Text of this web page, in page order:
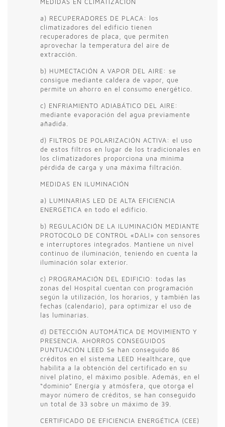
MEDIDAS EN CLIMATIZACIÓN
a) RECUPERADORES DE PLACA: los
climatizadores del edificio tienen
recuperadores de placa, que permiten
aprovechar la temperatura del aire de
extracción.
b) HUMECTACIÓN A VAPOR DEL AIRE: se
consigue mediante caldera de vapor, que
permite un ahorro en el consumo energético.
c) ENFRIAMIENTO ADIABÁTICO DEL AIRE:
mediante evaporación del agua previamente
añadida.
d) FILTROS DE POLARIZACIÓN ACTIVA: el uso
de estos filtros en lugar de los tradicionales en
los climatizadores proporciona una mínima
pérdida de carga y una máxima filtración.
MEDIDAS EN ILUMINACIÓN
a) LUMINARIAS LED DE ALTA EFICIENCIA
ENERGÉTICA en todo el edificio.
b) REGULACIÓN DE LA ILUMINACIÓN MEDIANTE
PROTOCOLO DE CONTROL «DALI» con sensores
e interruptores integrados. Mantiene un nivel
continuo de iluminación, teniendo en cuenta la
iluminación solar exterior.
c) PROGRAMACIÓN DEL EDIFICIO: todas las
zonas del Hospital cuentan con programación
según la utilización, los horarios, y también las
fechas (calendario), para optimizar el uso de
las luminarias.
d) DETECCIÓN AUTOMÁTICA DE MOVIMIENTO Y
PRESENCIA. AHORROS CONSEGUIDOS
PUNTUACIÓN LEED Se han conseguido 86
créditos en el sistema LEED Healthcare, que
habilita a la obtención del certificado en su
nivel platino, el máximo posible. Además, en el
“dominio” Energía y atmósfera, que otorga el
mayor número de créditos, se han conseguido
un total de 33 sobre un máximo de 39.
CERTIFICADO DE EFICIENCIA ENERGÉTICA (CEE)